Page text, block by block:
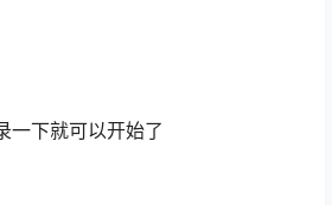
一下就可以开始了